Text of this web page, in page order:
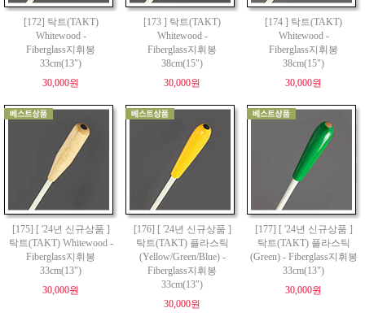
[172] 탁트(TAKT)
Whitewood -
Fiberglass지휘봉
33cm(13")
30,000원
[173 ] 탁트(TAKT)
Whitewood -
Fiberglass지휘봉
38cm(15")
30,000원
[174 ] 탁트(TAKT)
Whitewood -
Fiberglass지휘봉
38cm(15")
30,000원
[175] [ '24년 신규상품 ]
탁트(TAKT) Whitewood -
Fiberglass지휘봉
33cm(13")
30,000원
[176] [ '24년 신규상품 ]
탁트(TAKT) 플라스틱
(Yellow/Green/Blue) -
Fiberglass지휘봉
33cm(13")
30,000원
[177] [ '24년 신규상품 ]
탁트(TAKT) 플라스틱
(Green) - Fiberglass지휘봉
33cm(13")
30,000원